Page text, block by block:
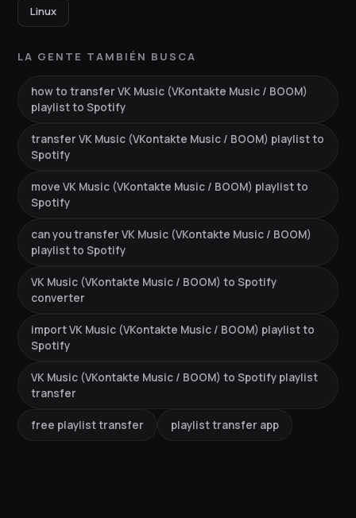
Linux
LA GENTE TAMBIÉN BUSCA
how to transfer VK Music (VKontakte Music / BOOM)
playlist to Spotify
transfer VK Music (VKontakte Music / BOOM) playlist to
Spotify
move VK Music (VKontakte Music / BOOM) playlist to
Spotify
can you transfer VK Music (VKontakte Music / BOOM)
playlist to Spotify
VK Music (VKontakte Music / BOOM) to Spotify
converter
import VK Music (VKontakte Music / BOOM) playlist to
Spotify
VK Music (VKontakte Music / BOOM) to Spotify playlist
transfer
free playlist transfer playlist transfer app